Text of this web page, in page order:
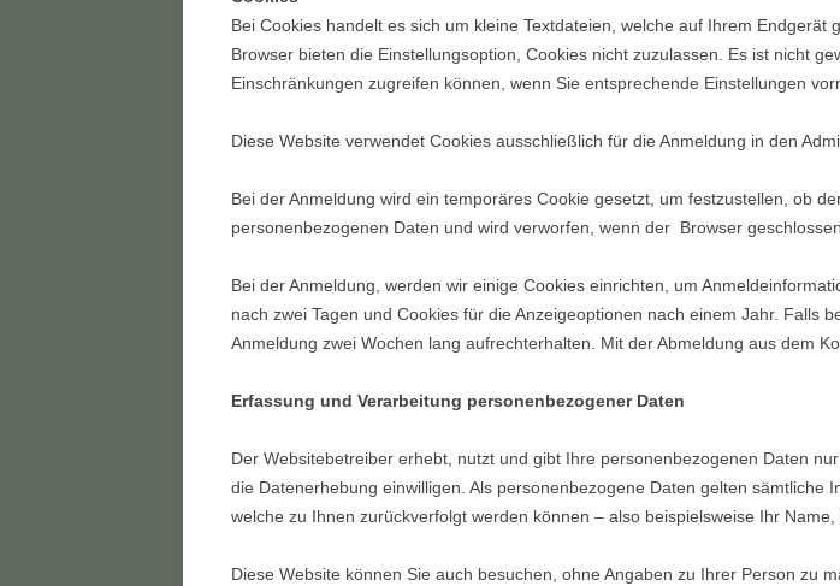
Bei Cookies handelt es sich um kleine Textdateien, welche auf Ihrem
Browser bieten die Einstellungsoption, Cookies nicht zuzulassen. Es ist nicht
Einschränkungen zugreifen können, wenn Sie entsprechende Einstellungen
Diese Website verwendet Cookies ausschließlich für die Anmeldung in den
Bei der Anmeldung wird ein temporäres Cookie gesetzt, um festzustellen, ob
personenbezogenen Daten und wird verworfen, wenn der Browser
Bei der Anmeldung, werden wir einige Cookies einrichten, um
nach zwei Tagen und Cookies für die Anzeigeoptionen nach einem Jahr. Falls
Anmeldung zwei Wochen lang aufrechterhalten. Mit der Abmeldung aus dem
Erfassung und Verarbeitung personenbezogener Daten
Der Websitebetreiber erhebt, nutzt und gibt Ihre personenbezogenen Daten
die Datenerhebung einwilligen. Als personenbezogene Daten gelten
welche zu Ihnen zurückverfolgt werden können – also beispielsweise Ihr
Diese Website können Sie auch besuchen, ohne Angaben zu Ihrer Person zu